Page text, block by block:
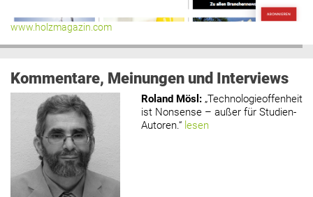
www.holzmagazin.com
Kommentare, Meinungen und Interviews
Roland Mösl : „Technologieoffenheit
ist Nonsense – außer für Studien-
Autoren.“ lesen